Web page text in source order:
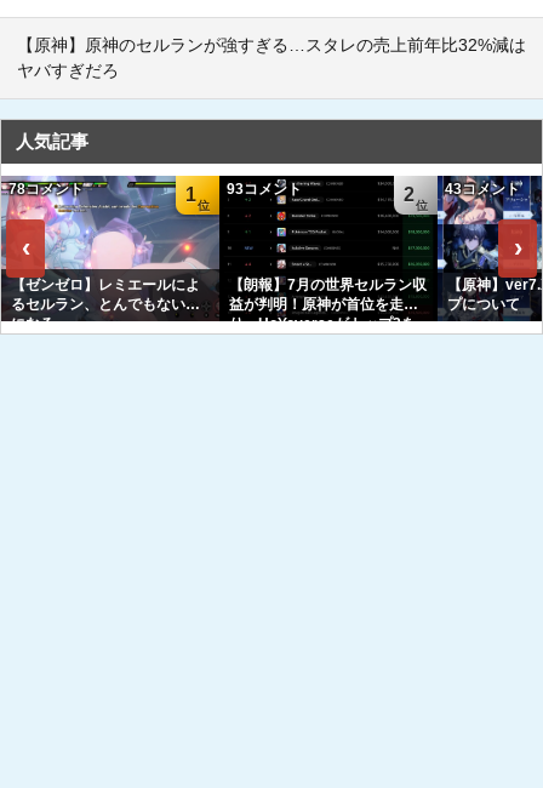
【原神】原神のセルランが強すぎる…スタレの売上前年比32%減は
ヤバすぎだろ
人気記事
‹
1
78コメント
【ゼンゼロ】レミエールによ
るセルラン、とんでもない事
になる
2
93コメント
【朗報】7月の世界セルラン収
益が判明！原神が首位を走
り、HoYoverseがトップ3を
43コメント
【原神】
プについて
›